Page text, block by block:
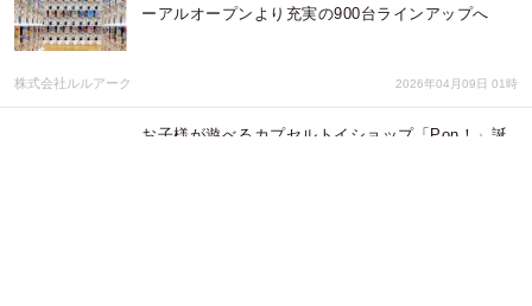
ーアルオープンより充実の900台ラインアップへ
株式会社ルルアーク 2026年04月09日 01時
お子様が遊べるカプセルトイショップ「Pon！」誕